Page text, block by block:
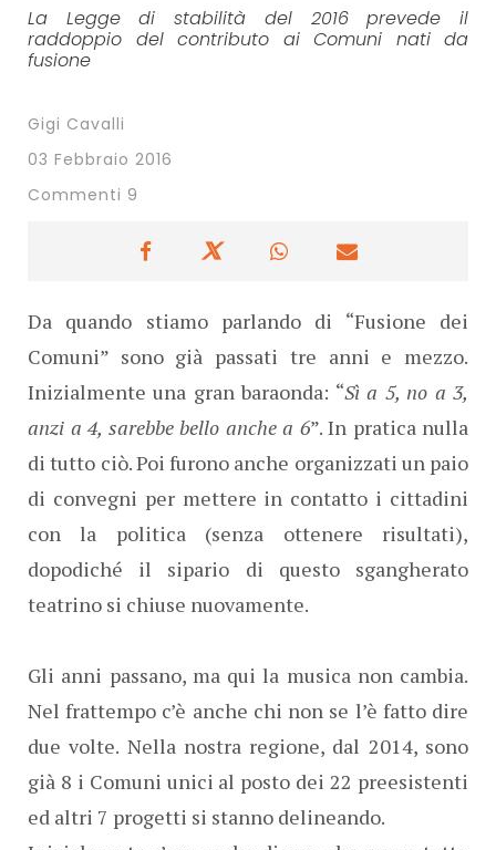
La Legge di stabilità del 2016 prevede il
raddoppio del contributo ai Comuni nati da
fusione
Gigi Cavalli
03 Febbraio 2016
Commenti 9
Da quando stiamo parlando di “Fusione dei
Comuni” sono già passati tre anni e mezzo.
Inizialmente una gran baraonda: “Sì a 5, no a 3,
anzi a 4, sarebbe bello anche a 6”. In pratica nulla
di tutto ciò. Poi furono anche organizzati un paio
di convegni per mettere in contatto i cittadini
con la politica (senza ottenere risultati),
dopodiché il sipario di questo sgangherato
teatrino si chiuse nuovamente.
Gli anni passano, ma qui la musica non cambia.
Nel frattempo c’è anche chi non se l’è fatto dire
due volte. Nella nostra regione, dal 2014, sono
già 8 i Comuni unici al posto dei 22 preesistenti
ed altri 7 progetti si stanno delineando.